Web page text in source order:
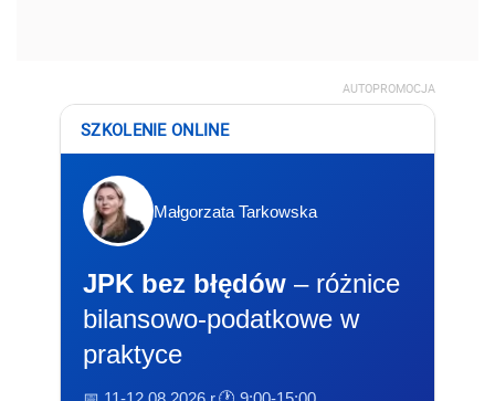
AUTOPROMOCJA
SZKOLENIE ONLINE
Małgorzata Tarkowska
JPK bez błędów – różnice
bilansowo-podatkowe w
praktyce